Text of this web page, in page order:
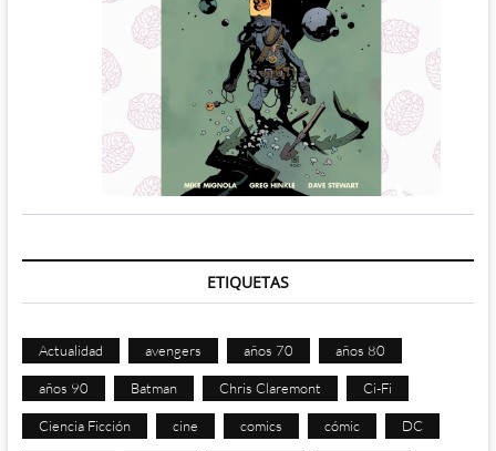
ETIQUETAS
Actualidad avengers años 70 años 80
años 90 Batman Chris Claremont Ci-Fi
Ciencia Ficción cine comics cómic DC